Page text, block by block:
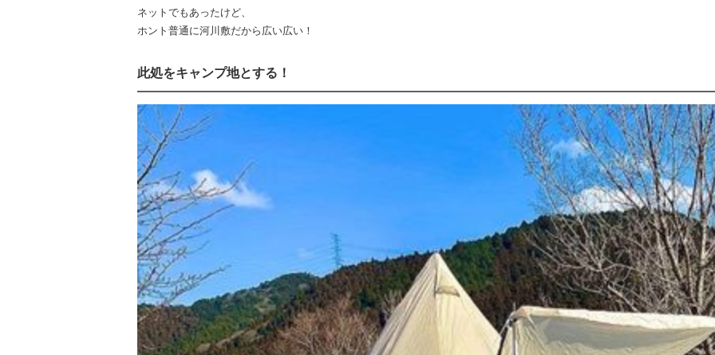
ネットでもあったけど、
ホント普通に河川敷だから広い広い！
此処をキャンプ地とする！